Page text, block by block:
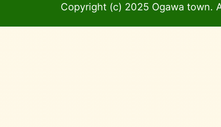
Copyright (c) 2025 Ogawa town.